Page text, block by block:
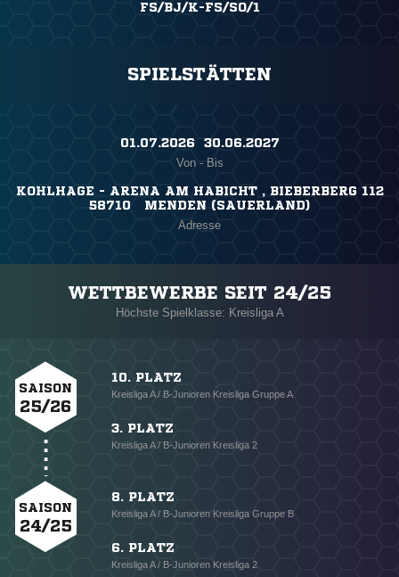
FS/BJ/K-FS/SO/1
SPIELSTÄTTEN
01.07.2026 ​ 30.06.2027
Von - Bis
KOHLHAGE - ARENA AM HABICHT , BIEBERBERG 112
58710 MENDEN (SAUERLAND)
Adresse
WETTBEWERBE SEIT 24/25
Höchste Spielklasse: Kreisliga A
SAISON
25/26
10. PLATZ
Kreisliga A / B-Junioren Kreisliga Gruppe A
3. PLATZ
Kreisliga A / B-Junioren Kreisliga 2
SAISON
24/25
8. PLATZ
Kreisliga A / B-Junioren Kreisliga Gruppe B
6. PLATZ
Kreisliga A / B-Junioren Kreisliga 2